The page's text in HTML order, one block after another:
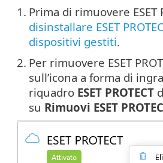
1. Prima di rimuovere ESET
disinstallare ESET
dispositivi gestiti.
2. Per rimuovere ESET
sull’icona a forma di
riquadro ESET PROTECT
su Rimuovi ESET